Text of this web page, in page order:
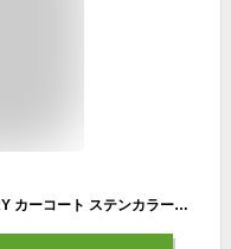
【アウトレット】バーバリー BURBERRY カーコート ステンカラーコート ベージュ 8051371 softfawn CLAPHAM【返品送料無料】